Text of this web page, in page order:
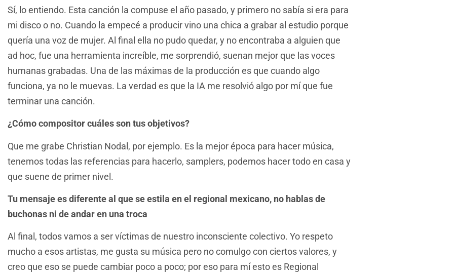
Sí, lo entiendo. Esta canción la compuse el año pasado, y primero no sabía si era para
mi disco o no. Cuando la empecé a producir vino una chica a grabar al estudio porque
quería una voz de mujer. Al final ella no pudo quedar, y no encontraba a alguien que
ad hoc, fue una herramienta increíble, me sorprendió, suenan mejor que las voces
humanas grabadas. Una de las máximas de la producción es que cuando algo
funciona, ya no le muevas. La verdad es que la IA me resolvió algo por mí que fue
terminar una canción.
¿Cómo compositor cuáles son tus objetivos?
Que me grabe Christian Nodal, por ejemplo. Es la mejor época para hacer música,
tenemos todas las referencias para hacerlo, samplers, podemos hacer todo en casa y
que suene de primer nivel.
Tu mensaje es diferente al que se estila en el regional mexicano, no hablas de
buchonas ni de andar en una troca
Al final, todos vamos a ser víctimas de nuestro inconsciente colectivo. Yo respeto
mucho a esos artistas, me gusta su música pero no comulgo con ciertos valores, y
creo que eso se puede cambiar poco a poco; por eso para mí esto es Regional